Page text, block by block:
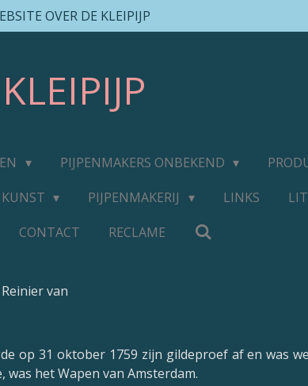
OVER DE KLEIPIJP
KLEIPIJP
PIJPENMAKERS ONBEKEND
KUNST PIJPENMAKERIJ LINKS
CONTACT RECLAME
van
op 31 oktober 1759 zijn gildeproef af en was
het Wapen van Amsterdam.